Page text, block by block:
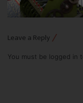
Leave a Reply
You must be logged in